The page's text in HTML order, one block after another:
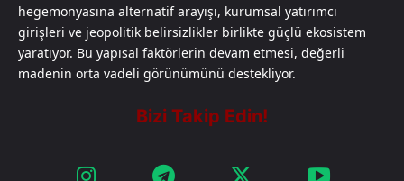
hegemonyasına alternatif arayışı, kurumsal yatırımcı
girişleri ve jeopolitik belirsizlikler birlikte güçlü ekosistem
yaratıyor. Bu yapısal faktörlerin devam etmesi, değerli
madenin orta vadeli görünümünü destekliyor.